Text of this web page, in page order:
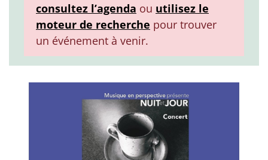
consultez l’agenda ou utilisez le
moteur de recherche pour trouver
un événement à venir.